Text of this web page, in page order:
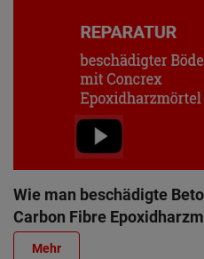
Wie man beschädigte
Carbon Fibre
Mehr